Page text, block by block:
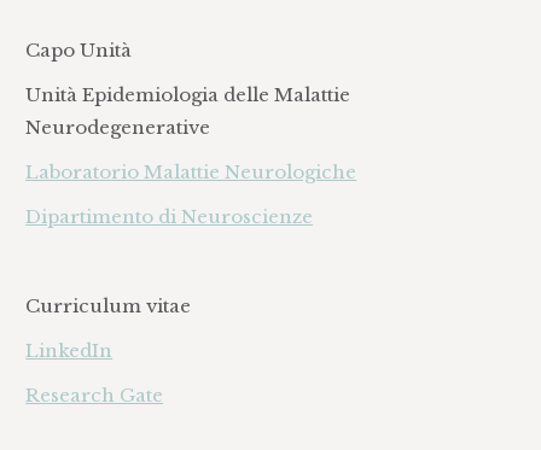
Capo Unità
Unità Epidemiologia delle Malattie
Neurodegenerative
Laboratorio Malattie Neurologiche
Dipartimento di Neuroscienze
Curriculum vitae
LinkedIn
Research Gate